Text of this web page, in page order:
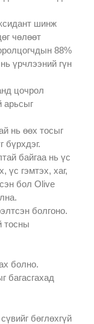
шинж
чөлөөт
88%
үрчлээний гүн
цочрол
арьсыг
нь өөх тосыг
бүрхдэг.
байгаа нь үс
үс гэмтэх, хаг,
бол Olive
болгоно.
тосны
болно.
багасгахад
бөглөхгүй